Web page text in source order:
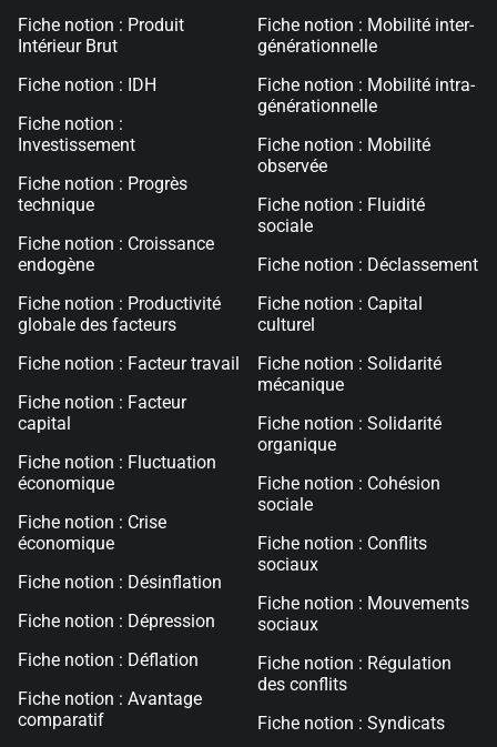
Fiche notion : Produit
Intérieur Brut
Fiche notion : IDH
Fiche notion :
Investissement
Fiche notion : Progrès
technique
Fiche notion : Croissance
endogène
Fiche notion : Productivité
globale des facteurs
Fiche notion : Facteur travail
Fiche notion : Facteur
capital
Fiche notion : Fluctuation
économique
Fiche notion : Crise
économique
Fiche notion : Désinflation
Fiche notion : Dépression
Fiche notion : Déflation
Fiche notion : Avantage
comparatif
Fiche notion : Mobilité inter-
générationnelle
Fiche notion : Mobilité intra-
générationnelle
Fiche notion : Mobilité
observée
Fiche notion : Fluidité
sociale
Fiche notion : Déclassement
Fiche notion : Capital
culturel
Fiche notion : Solidarité
mécanique
Fiche notion : Solidarité
organique
Fiche notion : Cohésion
sociale
Fiche notion : Conflits
sociaux
Fiche notion : Mouvements
sociaux
Fiche notion : Régulation
des conflits
Fiche notion : Syndicats